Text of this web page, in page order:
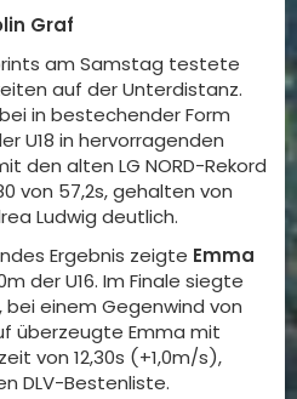
Graf
am Samstag testete
auf der Unterdistanz.
in bestechender Form
U18 in hervorragenden
den alten LG NORD-Rekord
von 57,2s, gehalten von
Ludwig deutlich.
Ergebnis zeigte Emma
der U16. Im Finale siegte
bei einem Gegenwind von
überzeugte Emma mit
von 12,30s (+1,0m/s),
DLV-Bestenliste.